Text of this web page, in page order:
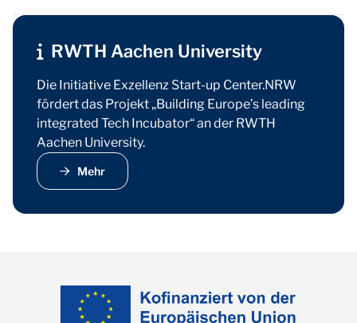
RWTH Aachen University
Die Initiative Exzellenz Start-up Center.NRW
fördert das Projekt „Building Europe’s leading
integrated Tech Incubator“ an der RWTH
Aachen University.
Mehr